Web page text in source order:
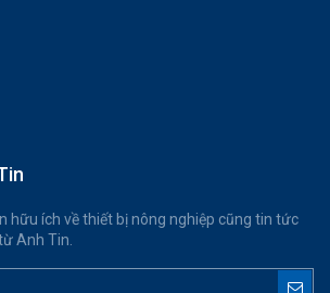
hữu ích về thiết bị nông nghiệp cũng tin tức
Anh Tin.